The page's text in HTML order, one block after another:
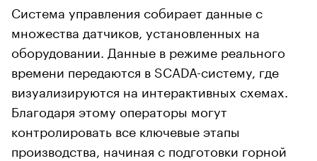
Система управления собирает данные с
множества датчиков, установленных на
оборудовании. Данные в режиме реального
времени передаются в SCADA-систему, где
визуализируются на интерактивных схемах.
Благодаря этому операторы могут
контролировать все ключевые этапы
производства, начиная с подготовки горной